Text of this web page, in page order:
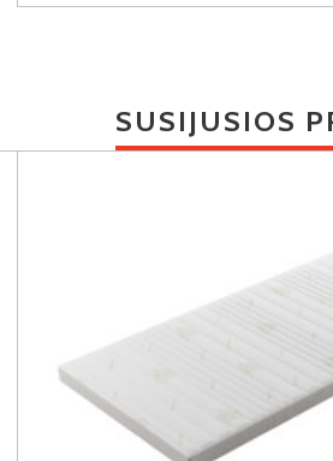
SUSIJUSIOS